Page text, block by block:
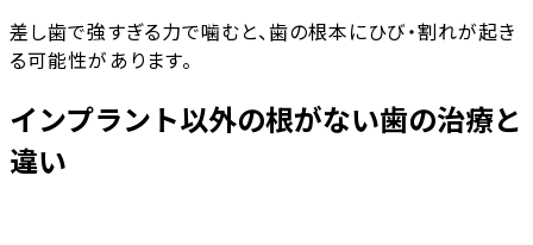
差し歯で強すぎる力で噛むと、歯の根本にひび・割れが起き
る可能性があります。
インプラント以外の根がない歯の治療と
違い